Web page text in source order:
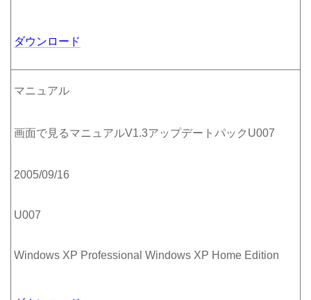
ダウンロード
マニュアル
画面で見るマニュアルV1.3アップデートパックU007
2005/09/16
U007
Windows XP Professional Windows XP Home Edition